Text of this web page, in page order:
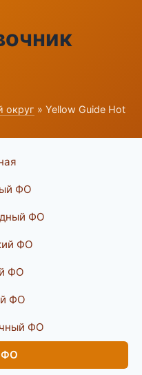
округ » Yellow Guide Hot
ФО
ФО
ФО
ФО
ФО
ФО